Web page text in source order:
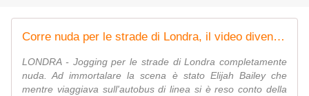
Corre nuda per le strade di Londra, il video diventa virale su Facebook
LONDRA - Jogging per le strade di Londra completamente
nuda. Ad immortalare la scena è stato Elijah Bailey che
mentre viaggiava sull'autobus di linea si è reso conto della